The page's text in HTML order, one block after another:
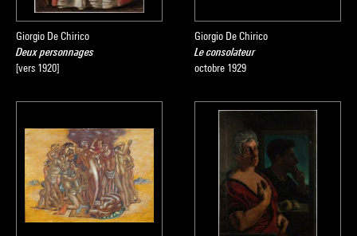
Giorgio De Chirico
Deux personnages
[vers 1920]
Giorgio De Chirico
Le consolateur
octobre 1929